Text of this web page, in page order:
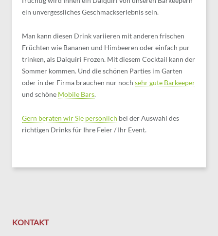
ein unvergessliches Geschmackserlebnis sein.
Man kann diesen Drink variieren mit anderen frischen
Früchten wie Bananen und Himbeeren oder einfach pur
trinken, als Daiquiri Frozen. Mit diesem Cocktail kann der
Sommer kommen. Und die schönen Parties im Garten
oder in der Firma brauchen nur noch sehr gute Barkeeper
und schöne Mobile Bars.
Gern beraten wir Sie persönlich bei der Auswahl des
richtigen Drinks für Ihre Feier / Ihr Event.
KONTAKT